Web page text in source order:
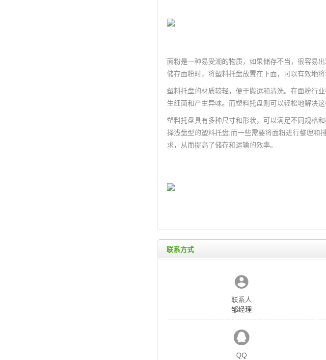
面粉是一种易受潮的物质，如果储存不当，很容易
储存面粉时，将塑料托盘放置在下面，可以有效地
塑料托盘的材质较轻，便于搬运和清洗。在面粉行
生细菌和产生异味。而塑料托盘则可以轻松地解决
塑料托盘具有多种尺寸和形状，可以满足不同规格
择浅盘型的塑料托盘;而一些需要将面粉进行整理和
求，从而提高了储存和运输的效率。
联系方式
联系人
邹经理
QQ